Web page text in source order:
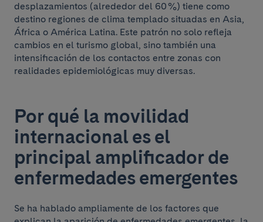
desplazamientos (alrededor del 60 %) tiene como
destino regiones de clima templado situadas en Asia,
África o América Latina. Este patrón no solo refleja
cambios en el turismo global, sino también una
intensificación de los contactos entre zonas con
realidades epidemiológicas muy diversas.
Por qué la movilidad
internacional es el
principal amplificador de
enfermedades emergentes
Se ha hablado ampliamente de los factores que